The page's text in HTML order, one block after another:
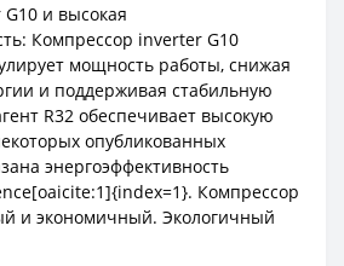
и высокая
Компрессор inverter G10
мощность работы, снижая
и поддерживая стабильную
R32 обеспечивает высокую
опубликованных
энергоэффективность
Компрессор
и экономичный. Экологичный